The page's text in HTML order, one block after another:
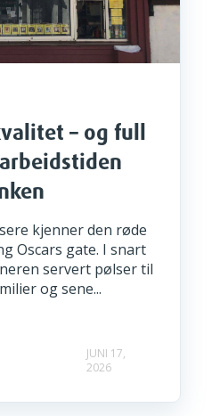
– og full
kjenner den røde
Oscars gate. I snart
servert pølser til
og sene...
JUNI 17,
2026